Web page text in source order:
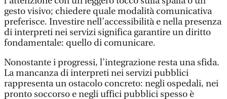
gesto visivo; chiedere quale modalità comunicativa
preferisce. Investire nell’accessibilità e nella presenza
di interpreti nei servizi significa garantire un diritto
fondamentale: quello di comunicare.
Nonostante i progressi, l’integrazione resta una sfida.
La mancanza di interpreti nei servizi pubblici
rappresenta un ostacolo concreto: negli ospedali, nei
pronto soccorso e negli uffici pubblici spesso è